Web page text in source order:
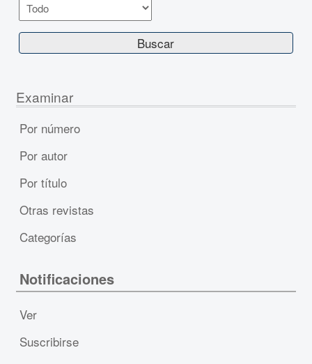
Examinar
Por número
Por autor
Por título
Otras revistas
Categorías
Notificaciones
Ver
Suscribirse